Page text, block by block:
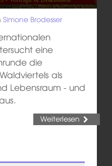
Simone Brodesser
eine
die
als
Lebensraum - und
Weiterlesen